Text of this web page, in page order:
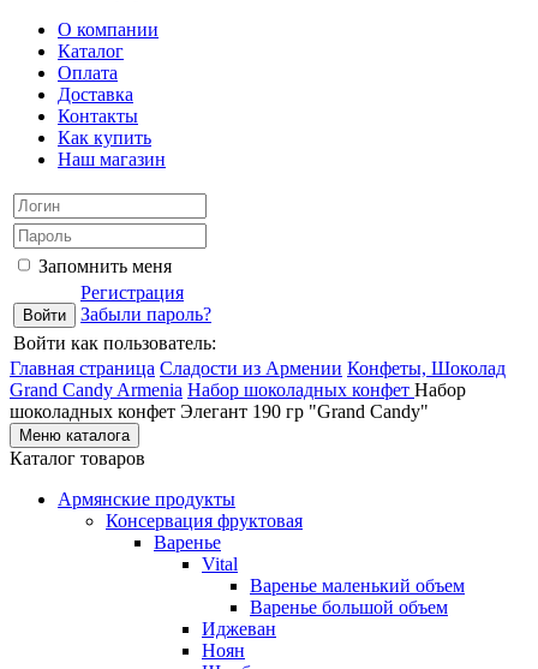
О компании
Каталог
Оплата
Доставка
Контакты
Как купить
Наш магазин
Запомнить меня
Регистрация
Забыли пароль?
Войти как пользователь:
Главная страница Сладости из Армении Конфеты, Шоколад
Grand Candy Armenia Набор шоколадных конфет Набор
шоколадных конфет Элегант 190 гр "Grand Candy"
Меню каталога
Каталог товаров
Армянские продукты
Консервация фруктовая
Варенье
Vital
Варенье маленький объем
Варенье большой объем
Иджеван
Ноян